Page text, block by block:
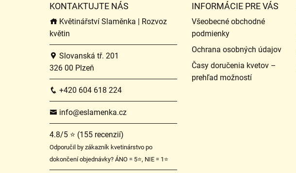
KONTAKTUJTE NÁS
Květinářství Slaměnka | Rozvoz
květin
Slovanská tř. 201
326 00 Plzeň
+420 604 618 224
info@eslamenka.cz
4.8/5 ⭐ (155 recenzií)
Odporučil by zákazník kvetinárstvo po
dokončení objednávky? ÁNO = 5⭐, NIE = 1⭐
INFORMÁCIE PRE VÁS
Všeobecné obchodné
podmienky
Ochrana osobných údajov
Časy doručenia kvetov –
prehľad možností